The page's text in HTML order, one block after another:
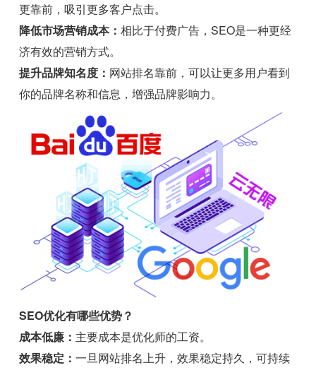
更靠前，吸引更多客户点击。
降低市场营销成本：相比于付费广告，SEO是一种更经
济有效的营销方式。
提升品牌知名度： 网站排名靠前，可以让更多用户看到
你的品牌名称和信息，增强品牌影响力。
SEO优化有哪些优势？
成本低廉： 主要成本是优化师的工资。
效果稳定：一旦网站排名上升，效果稳定持久，可持续